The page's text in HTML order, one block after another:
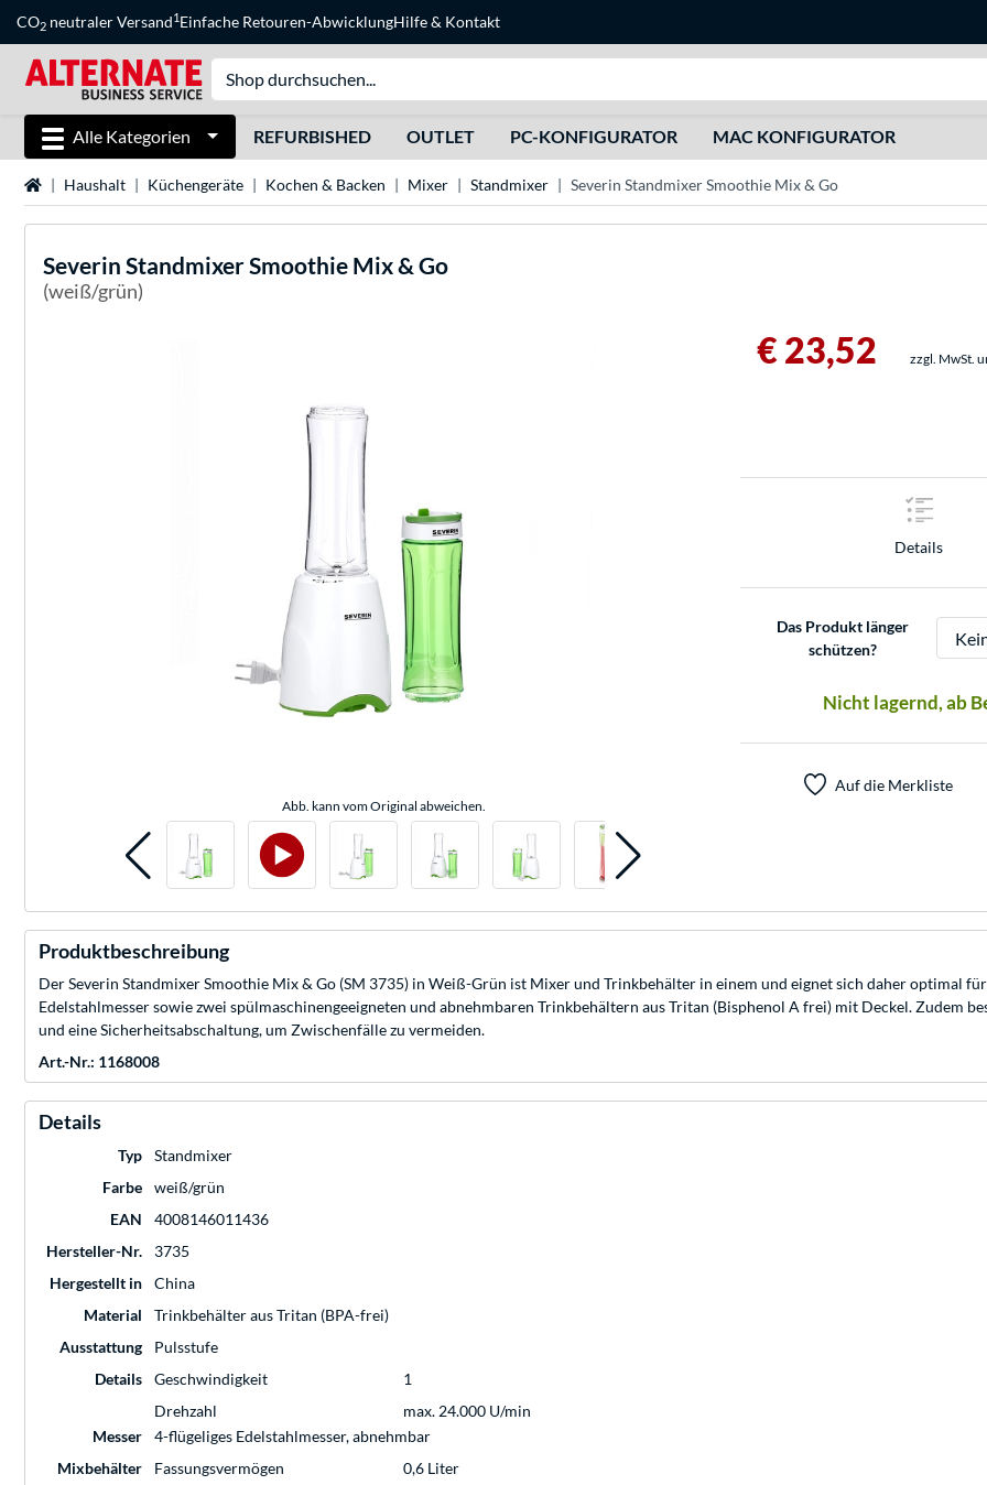
CO2 neutraler Versand1Einfache Retouren-AbwicklungHilfe& Kontakt
Alle Kategorien REFURBISHED OUTLET PC-KONFIGURATOR MAC KONFIGURATOR
StartseiteHaushalt Küchengeräte Kochen & Backen Mixer Standmixer Severin Standmixer Smoothie Mix & Go
Severin Standmixer Smoothie Mix & Go
(weiß/grün)
Abb. kann vom Original abweichen.
€ 23,52 zzgl. MwSt.
Details
Das Produkt länger
schützen?
Nicht lagernd, ab
Auf die Merkliste
Produktbeschreibung
Der Severin Standmixer Smoothie Mix & Go (SM 3735) in Weiß-Grün ist Mixer und Trinkbehälter in einem und eignet sich daher optimal
Edelstahlmesser sowie zwei spülmaschinengeeigneten und abnehmbaren Trinkbehältern aus Tritan (Bisphenol A frei) mit Deckel. Zudem
und eine Sicherheitsabschaltung, um Zwischenfälle zu vermeiden.
Art.-Nr.: 1168008
Details
Typ
Standmixer
Farbe
weiß/grün
EAN
4008146011436
Hersteller-Nr.
3735
Hergestellt in
China
Material
Trinkbehälter aus Tritan (BPA-frei)
Ausstattung
Pulsstufe
Details
Geschwindigkeit
1
Drehzahl
max. 24.000 U/min
Messer
4-flügeliges Edelstahlmesser, abnehmbar
Mixbehälter
Fassungsvermögen
0,6 Liter